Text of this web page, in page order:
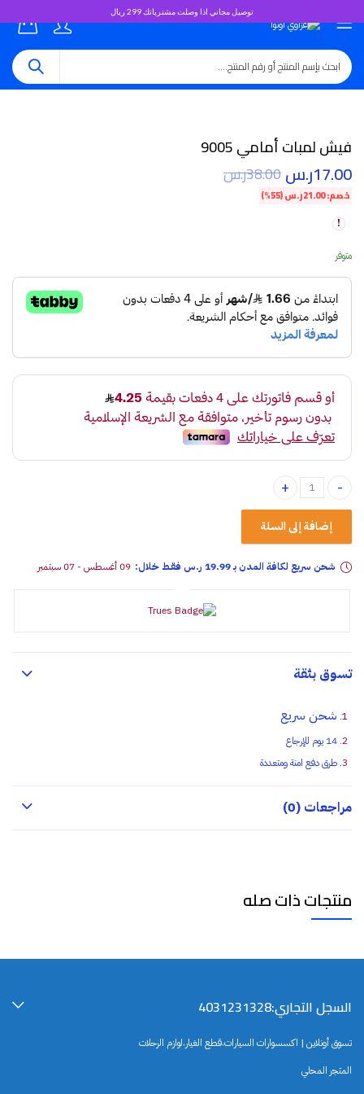
توصيل مجاني اذا وصلت مشترياتك 299 ريال
فيش لمبات أمامي 9005
17.00ر.س38.00ر.س
خصم:21.00ر.س(55%)
متوفر
فيش لمبات أمامي 9005 quantity
إضافة إلى السلة
شحن سريع لكافة المدن بـ 19.99 ر.س فقـط خلال: 09 أغسطس - 07 سبتمبر
تسوق بثقة
شحن سريع
14 يوم للإرجاع
طرق دفع امنة ومتعددة
مراجعات (0)
منتجات ذات صله
السجل التجاري:4031231328
تسوق أونلاين | اكسسوارات السيارات،قطع الغيار،لوازم الرحلات
المتجر المحلي